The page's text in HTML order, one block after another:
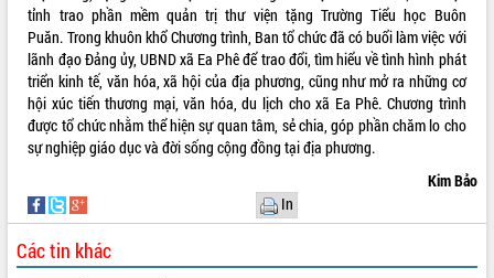
ứng để giữ vững thị trường xuất khẩu
Diễn đàn Kinh tế tư nhân Việt Nam đột
phá cơ chế - Hợp tác công tư
Đề án 06 tạo bước ngoặt đột phá trong
cải cách hành chính tỉnh Đắk Lắk
Kết nối tour, đẩy mạnh chuyển đổi số
để phát triển du lịch Đắk Lắk
tầng kỹ thuật Cụm công nghiệp Tân
Tiến
Gặp mặt các cơ quan báo chí nhân Kỷ
tỉnh trao phần mềm quản trị thư viện tặng Trường Tiểu học Buôn
Puăn. Trong khuôn khổ Chương trình, Ban tổ chức đã có buổi làm việc với
lãnh đạo Đảng ủy, UBND xã Ea Phê để trao đổi, tìm hiểu về tình hình phát
triển kinh tế, văn hóa, xã hội của địa phương, cũng như mở ra những cơ
hội xúc tiến thương mại, văn hóa, du lịch cho xã Ea Phê. Chương trình
được tổ chức nhằm thể hiện sự quan tâm, sẻ chia, góp phần chăm lo cho
sự nghiệp giáo dục và đời sống cộng đồng tại địa phương.
Kim Bảo
In
Các tin khác